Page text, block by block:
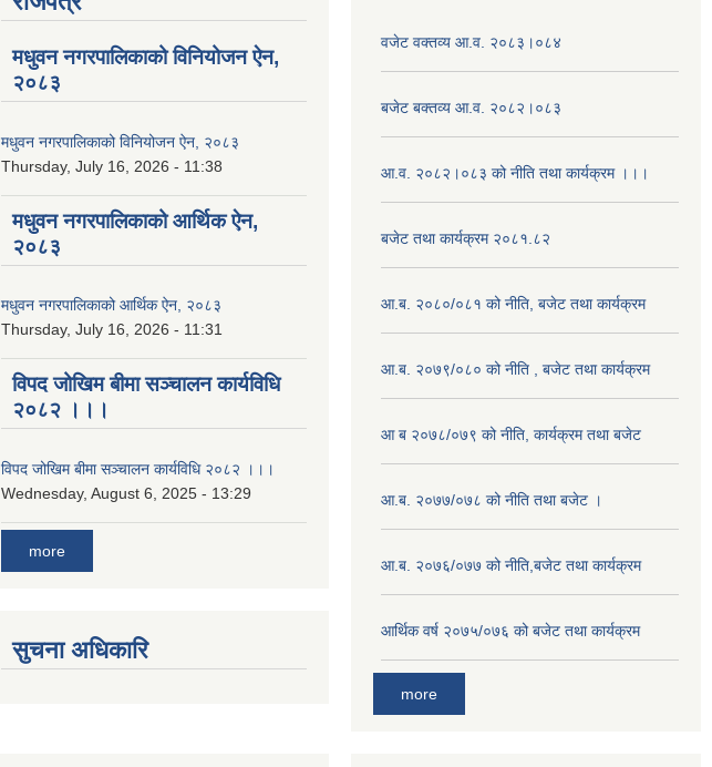
मधुवन नगरपालिकाको विनियोजन ऐन,
२०८३
मधुवन नगरपालिकाको विनियोजन ऐन, २०८३
Thursday, July 16, 2026 - 11:38
मधुवन नगरपालिकाको आर्थिक ऐन,
२०८३
मधुवन नगरपालिकाको आर्थिक ऐन, २०८३
Thursday, July 16, 2026 - 11:31
विपद जोखिम बीमा सञ्चालन कार्यविधि
२०८२ ।।।
विपद जोखिम बीमा सञ्चालन कार्यविधि २०८२ ।।।
Wednesday, August 6, 2025 - 13:29
more
सुचना अधिकारि
वजेट वक्तव्य आ.व. २०८३।०८४
बजेट बक्तव्य आ.व. २०८२।०८३
आ.व. २०८२।०८३ को नीति तथा कार्यक्रम ।।।
बजेट तथा कार्यक्रम २०८१.८२
आ.ब. २०८०/०८१ को नीति, बजेट तथा कार्यक्रम
आ.ब. २०७९/०८० को नीति , बजेट तथा कार्यक्रम
आ ब २०७८/०७९ को नीति, कार्यक्रम तथा बजेट
आ.ब. २०७७/०७८ को नीति तथा बजेट ।
आ.ब. २०७६/०७७ को नीति,बजेट तथा कार्यक्रम
आर्थिक वर्ष २०७५/०७६ को बजेट तथा कार्यक्रम
more